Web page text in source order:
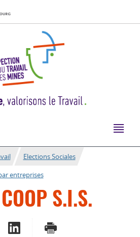
Elections Sociales
entreprises
S.I.S.
SUR TWITTER
PARTAGER SUR LINKEDIN
IMPRIMER